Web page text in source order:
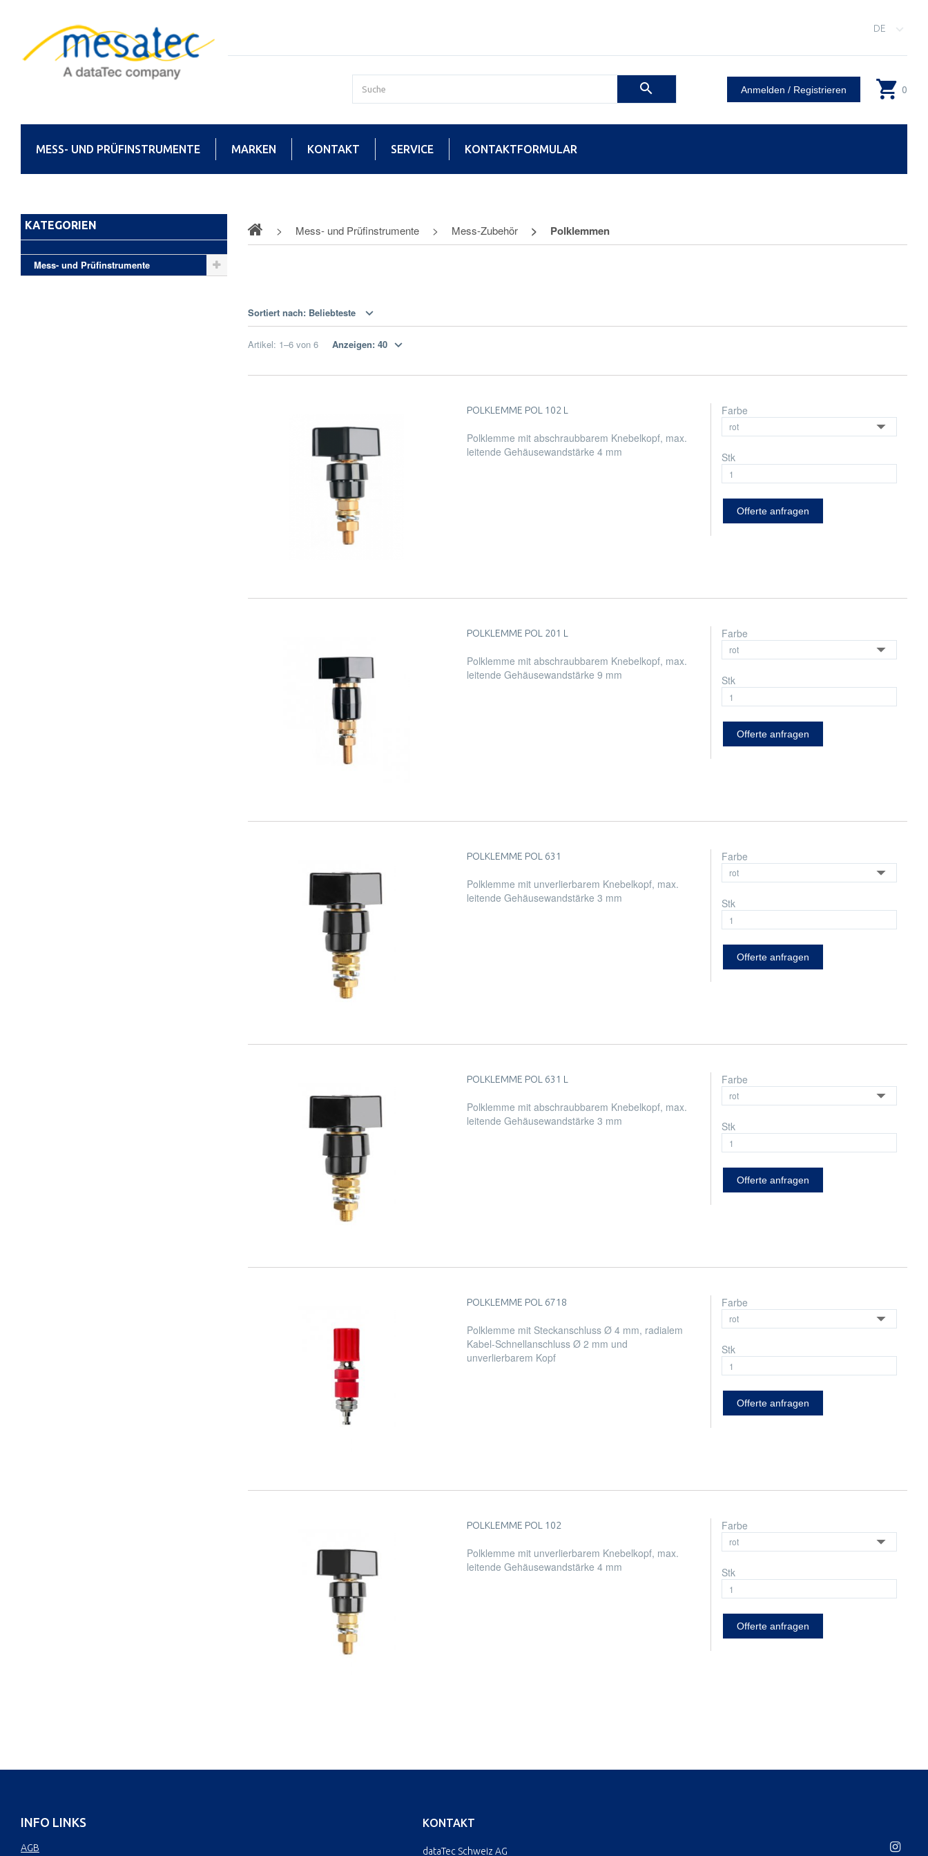
DE
Anmelden / Registrieren 0
MESS- UND PRÜFINSTRUMENTE MARKEN KONTAKT SERVICE KONTAKTFORMULAR
KATEGORIEN
Mess- und Prüfinstrumente
Mess- und Prüfinstrumente Mess-Zubehör Polklemmen
Sortiert nach: Beliebteste
Artikel: 1–6von 6 Anzeigen: 40
POLKLEMME POL 102 L
Polklemme mit abschraubbarem Knebelkopf, max.
leitende Gehäusewandstärke 4 mm
Farbe
Stk
Offerte anfragen
POLKLEMME POL 201 L
Polklemme mit abschraubbarem Knebelkopf, max.
leitende Gehäusewandstärke 9 mm
Farbe
Stk
Offerte anfragen
POLKLEMME POL 631
Polklemme mit unverlierbarem Knebelkopf, max.
leitende Gehäusewandstärke 3 mm
Farbe
Stk
Offerte anfragen
POLKLEMME POL 631 L
Polklemme mit abschraubbarem Knebelkopf, max.
leitende Gehäusewandstärke 3 mm
Farbe
Stk
Offerte anfragen
POLKLEMME POL 6718
Polklemme mit Steckanschluss Ø 4 mm, radialem
Kabel-Schnellanschluss Ø 2 mm und
unverlierbarem Kopf
Farbe
Stk
Offerte anfragen
POLKLEMME POL 102
Polklemme mit unverlierbarem Knebelkopf, max.
leitende Gehäusewandstärke 4 mm
Farbe
Stk
Offerte anfragen
INFO LINKS
AGB
KONTAKT
dataTec Schweiz AG